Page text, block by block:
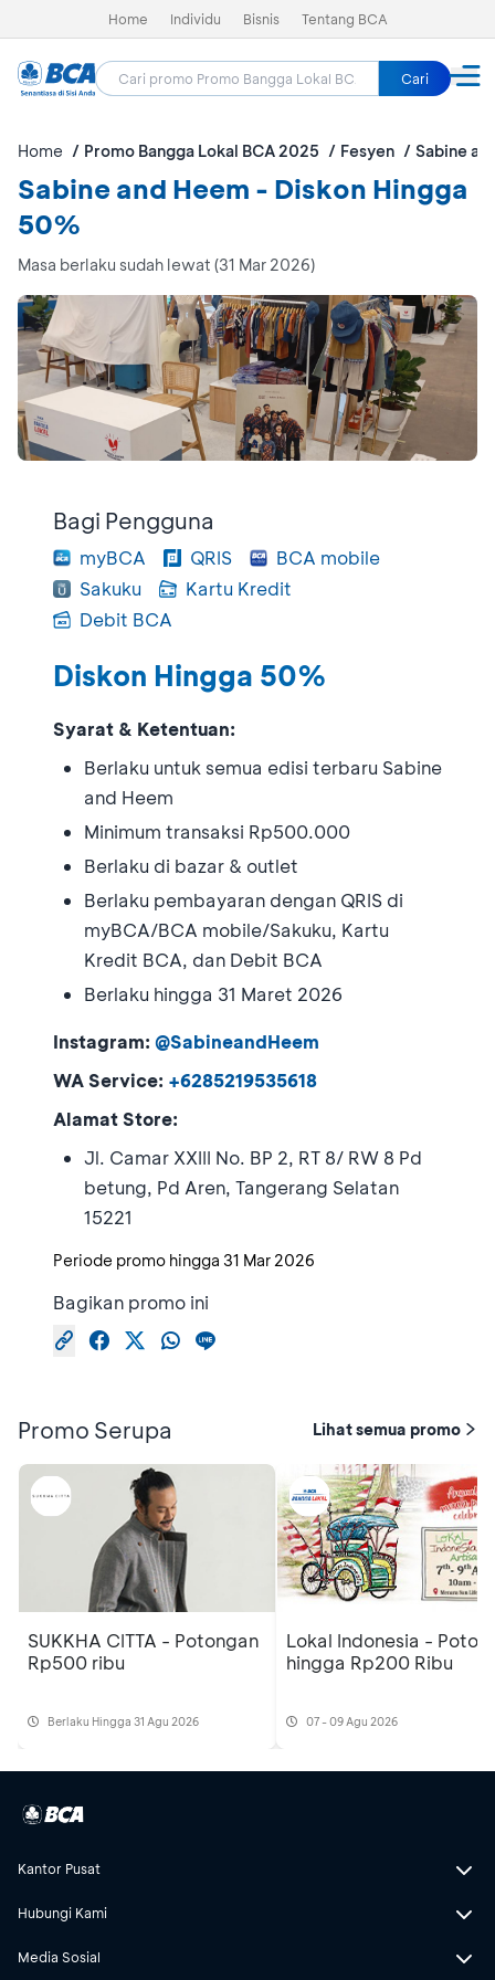
Home Individu Bisnis Tentang BCA
Cari
Home Promo Bangga Lokal BCA 2025 Fesyen Sabine
Sabine and Heem - Diskon Hingga
50%
Masa berlaku sudah lewat (31 Mar 2026)
Bagi Pengguna
myBCA QRIS
BCA mobile
Sakuku
Kartu Kredit
Debit BCA
Diskon Hingga 50%
Syarat & Ketentuan:
Berlaku untuk semua edisi terbaru Sabine
and Heem
Minimum transaksi Rp500.000
Berlaku di bazar & outlet
Berlaku pembayaran dengan QRIS di
myBCA/BCA mobile/Sakuku, Kartu
Kredit BCA, dan Debit BCA
Berlaku hingga 31 Maret 2026
Instagram: @SabineandHeem
WA Service: +6285219535618
Alamat Store:
Jl. Camar XXIII No. BP 2, RT 8/ RW 8 Pd
betung, Pd Aren, Tangerang Selatan
15221
Periode promo hingga 31 Mar 2026
Bagikan promo ini
Promo Serupa Lihat semua promo
SUKKHA CITTA - Potongan
Rp500 ribu
Berlaku Hingga 31 Agu 2026
Lokal Indonesia -
hingga Rp200 Ribu
07 - 09 Agu 2026
Kantor Pusat
Hubungi Kami
Media Sosial